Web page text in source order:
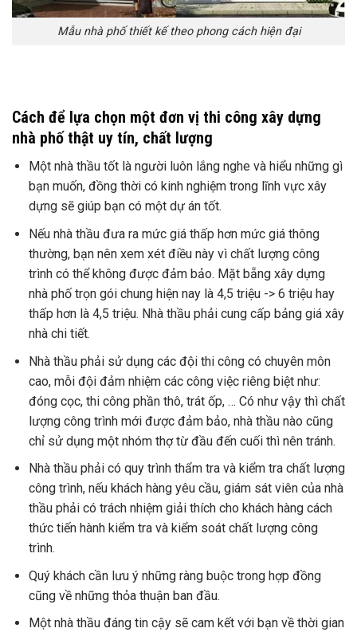
Mẫu nhà phố thiết kế theo phong cách hiện đại
Cách để lựa chọn một đơn vị thi công xây dựng
nhà phố thật uy tín, chất lượng
Một nhà thầu tốt là người luôn lắng nghe và hiểu những gì
bạn muốn, đồng thời có kinh nghiệm trong lĩnh vực xây
dựng sẽ giúp bạn có một dự án tốt.
Nếu nhà thầu đưa ra mức giá thấp hơn mức giá thông
thường, bạn nên xem xét điều này vì chất lượng công
trình có thể không được đảm bảo. Mặt bẵng xây dựng
nhà phố trọn gói chung hiện nay là 4,5 triệu -> 6 triệu hay
thấp hơn là 4,5 triệu. Nhà thầu phải cung cấp bảng giá xây
nhà chi tiết.
Nhà thầu phải sử dụng các đội thi công có chuyên môn
cao, mỗi đội đảm nhiệm các công việc riêng biệt như:
đóng cọc, thi công phần thô, trát ốp, … Có như vậy thì chất
lượng công trình mới được đảm bảo, nhà thầu nào cũng
chỉ sử dụng một nhóm thợ từ đầu đến cuối thì nên tránh.
Nhà thầu phải có quy trình thẩm tra và kiểm tra chất lượng
công trình, nếu khách hàng yêu cầu, giám sát viên của nhà
thầu phải có trách nhiệm giải thích cho khách hàng cách
thức tiến hành kiểm tra và kiểm soát chất lượng công
trình.
Quý khách cần lưu ý những ràng buộc trong hợp đồng
cũng về những thỏa thuận ban đầu.
Một nhà thầu đáng tin cậy sẽ cam kết với bạn về thời gian